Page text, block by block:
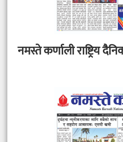
नमस्ते कर्णाली राष्ट्रिय